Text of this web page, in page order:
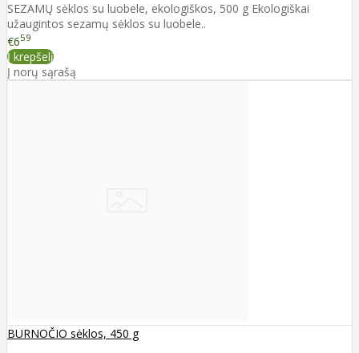
SEZAMŲ sėklos su luobele, ekologiškos, 500 g Ekologiškai
užaugintos sezamų sėklos su luobele..
€659
Į krepšelį
Į norų sąrašą
BURNOČIO sėklos, 450 g